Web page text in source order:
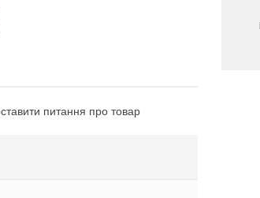
питання про товар